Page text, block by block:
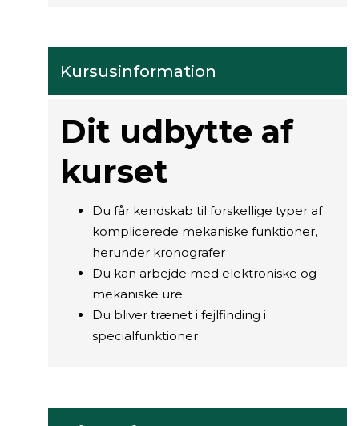
Kursusinformation
Dit udbytte af
kurset
Du får kendskab til forskellige typer af
komplicerede mekaniske funktioner,
herunder kronografer
Du kan arbejde med elektroniske og
mekaniske ure
Du bliver trænet i fejlfinding i
specialfunktioner